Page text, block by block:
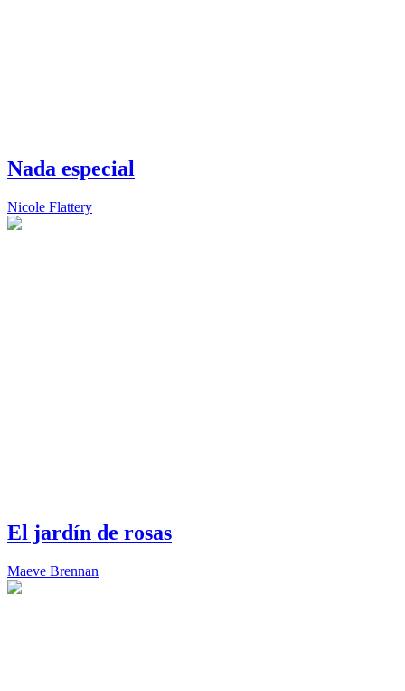
Nada especial
Nicole Flattery
El jardín de rosas
Maeve Brennan